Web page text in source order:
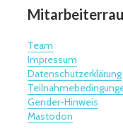
Team
Impressum
Datenschutzerklärung
Gender-Hinweis
Mastodon